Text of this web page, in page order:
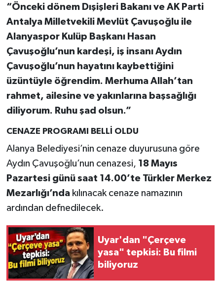
“Önceki dönem Dışişleri Bakanı ve AK Parti
Antalya Milletvekili Mevlüt Çavuşoğlu ile
Alanyaspor Kulüp Başkanı Hasan
Çavuşoğlu’nun kardeşi, iş insanı Aydın
Çavuşoğlu’nun hayatını kaybettiğini
üzüntüyle öğrendim. Merhuma Allah’tan
rahmet, ailesine ve yakınlarına başsağlığı
diliyorum. Ruhu şad olsun.”
CENAZE PROGRAMI BELLİ OLDU
Alanya Belediyesi’nin cenaze duyurusuna göre
Aydın Çavuşoğlu’nun cenazesi, 18 Mayıs
Pazartesi günü saat 14.00’te Türkler Merkez
Mezarlığı’ndakılınacak cenaze namazının
ardından defnedilecek.
Uyar'dan "Çerçeve
yasa" tepkisi: Bu filmi
biliyoruz